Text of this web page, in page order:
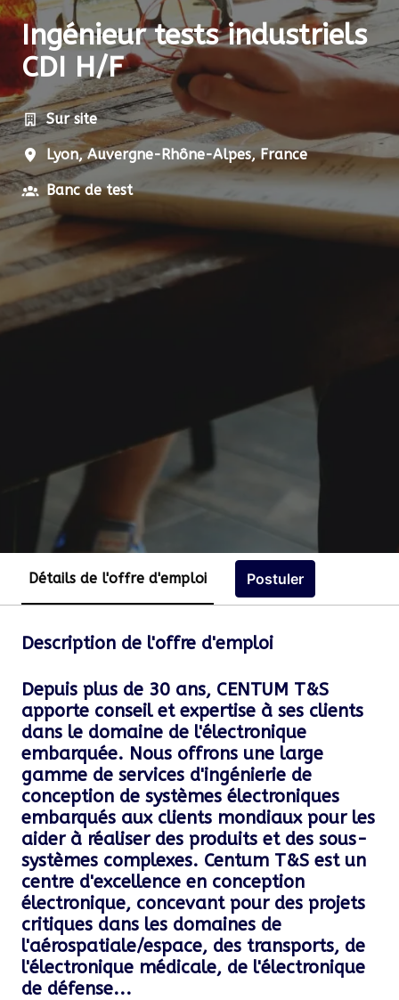
Ingénieur tests industriels
CDI H/F
Sur site
Lyon, Auvergne-Rhône-Alpes, France
Banc de test
Détails de l'offre d'emploi Postuler
Description de l'offre d'emploi
Depuis plus de 30 ans, CENTUM T&S
apporte conseil et expertise à ses clients
dans le domaine de l'électronique
embarquée. Nous offrons une large
gamme de services d'ingénierie de
conception de systèmes électroniques
embarqués aux clients mondiaux pour les
aider à réaliser des produits et des sous-
systèmes complexes. Centum T&S est un
centre d'excellence en conception
électronique, concevant pour des projets
critiques dans les domaines de
l'aérospatiale/espace, des transports, de
l'électronique médicale, de l'électronique
de défense...